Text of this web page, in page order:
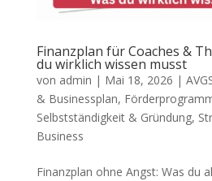
Finanzplan für Coaches &
du wirklich wissen musst
von admin | Mai 18, 2026 |
& Businessplan,
Selbstständigkeit & Gründung,
Business
Finanzplan ohne Angst: Was du